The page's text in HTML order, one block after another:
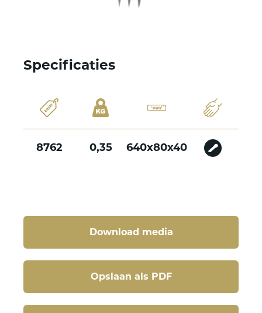
Download media
Opslaan als PDF
Specificaties
8762 0,35 640x80x40